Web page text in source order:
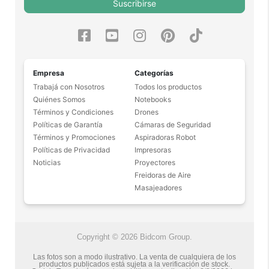
Suscribirse
Empresa
Trabajá con Nosotros
Quiénes Somos
Términos y Condiciones
Políticas de Garantía
Términos y Promociones
Políticas de Privacidad
Noticias
Categorías
Todos los productos
Notebooks
Drones
Cámaras de Seguridad
Aspiradoras Robot
Impresoras
Proyectores
Freidoras de Aire
Masajeadores
Copyright © 2026 Bidcom Group.
Las fotos son a modo ilustrativo. La venta de cualquiera de los
productos publicados está sujeta a la verificación de stock.